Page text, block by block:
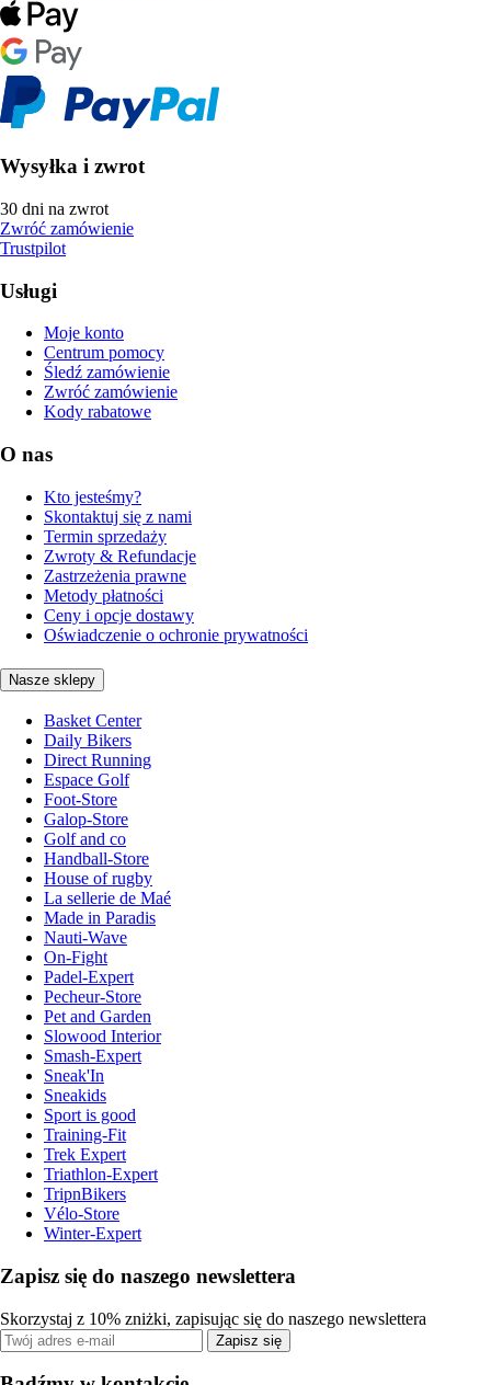
Wysyłka i zwrot
30 dni na zwrot
Zwróć zamówienie
Trustpilot
Usługi
Moje konto
Centrum pomocy
Śledź zamówienie
Zwróć zamówienie
Kody rabatowe
O nas
Kto jesteśmy?
Skontaktuj się z nami
Termin sprzedaży
Zwroty & Refundacje
Zastrzeżenia prawne
Metody płatności
Ceny i opcje dostawy
Oświadczenie o ochronie prywatności
Nasze sklepy
Basket Center
Daily Bikers
Direct Running
Espace Golf
Foot-Store
Galop-Store
Golf and co
Handball-Store
House of rugby
La sellerie de Maé
Made in Paradis
Nauti-Wave
On-Fight
Padel-Expert
Pecheur-Store
Pet and Garden
Slowood Interior
Smash-Expert
Sneak'In
Sneakids
Sport is good
Training-Fit
Trek Expert
Triathlon-Expert
TripnBikers
Vélo-Store
Winter-Expert
Zapisz się do naszego newslettera
Skorzystaj z 10% zniżki, zapisując się do naszego newslettera
Zapisz się